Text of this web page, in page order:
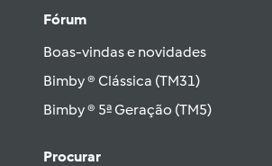
Fórum
Boas-vindas e novidades
Bimby ® Clássica (TM31)
Bimby ® 5ª Geração (TM5)
Procurar